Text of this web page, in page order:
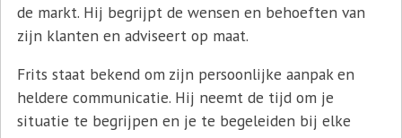
de markt. Hij begrijpt de wensen en behoeften van
zijn klanten en adviseert op maat.
Frits staat bekend om zijn persoonlijke aanpak en
heldere communicatie. Hij neemt de tijd om je
situatie te begrijpen en je te begeleiden bij elke